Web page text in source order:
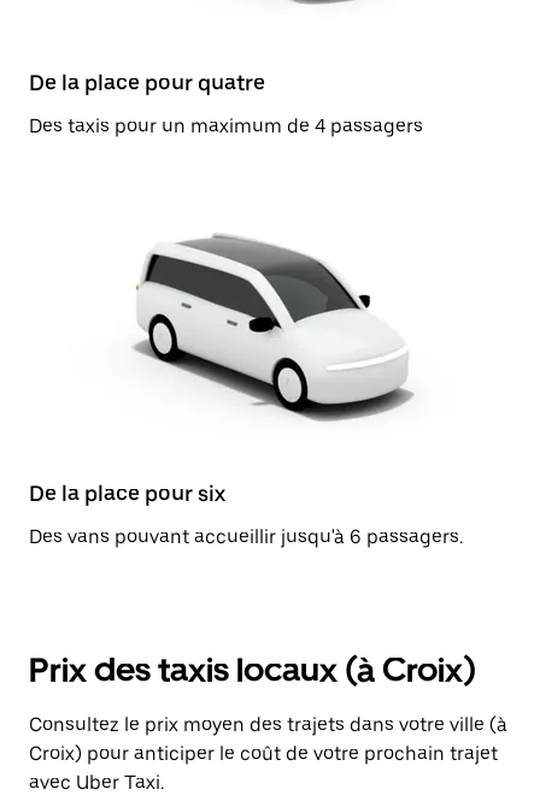
De la place pour quatre
Des taxis pour un maximum de 4 passagers
De la place pour six
Des vans pouvant accueillir jusqu'à 6 passagers.
Prix des taxis locaux (à Croix)
Consultez le prix moyen des trajets dans votre ville (à
Croix) pour anticiper le coût de votre prochain trajet
avec Uber Taxi.